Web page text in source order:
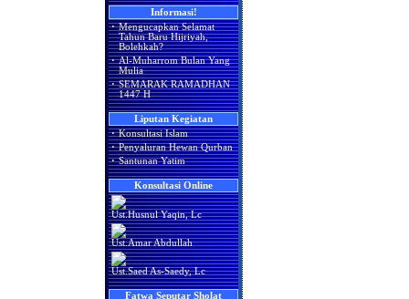
Informasi!
· Mengucapkan Selamat
Tahun Baru Hijriyah,
Bolehkah?
· Al-Muharrom Bulan Yang
Mulia
· SEMARAK RAMADHAN
1447 H
Liputan Kegiatan
· Konsultasi Islam
· Penyaluran Hewan Qurban
· Santunan Yatim
Konsultasi Online
Ust.Husnul Yaqin, Lc
Ust.Amar Abdullah
Ust.Saed As-Saedy, Lc
Fatwa Seputar Sholat